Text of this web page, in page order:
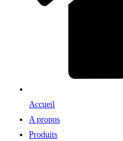
Accueil
A propos
Produits